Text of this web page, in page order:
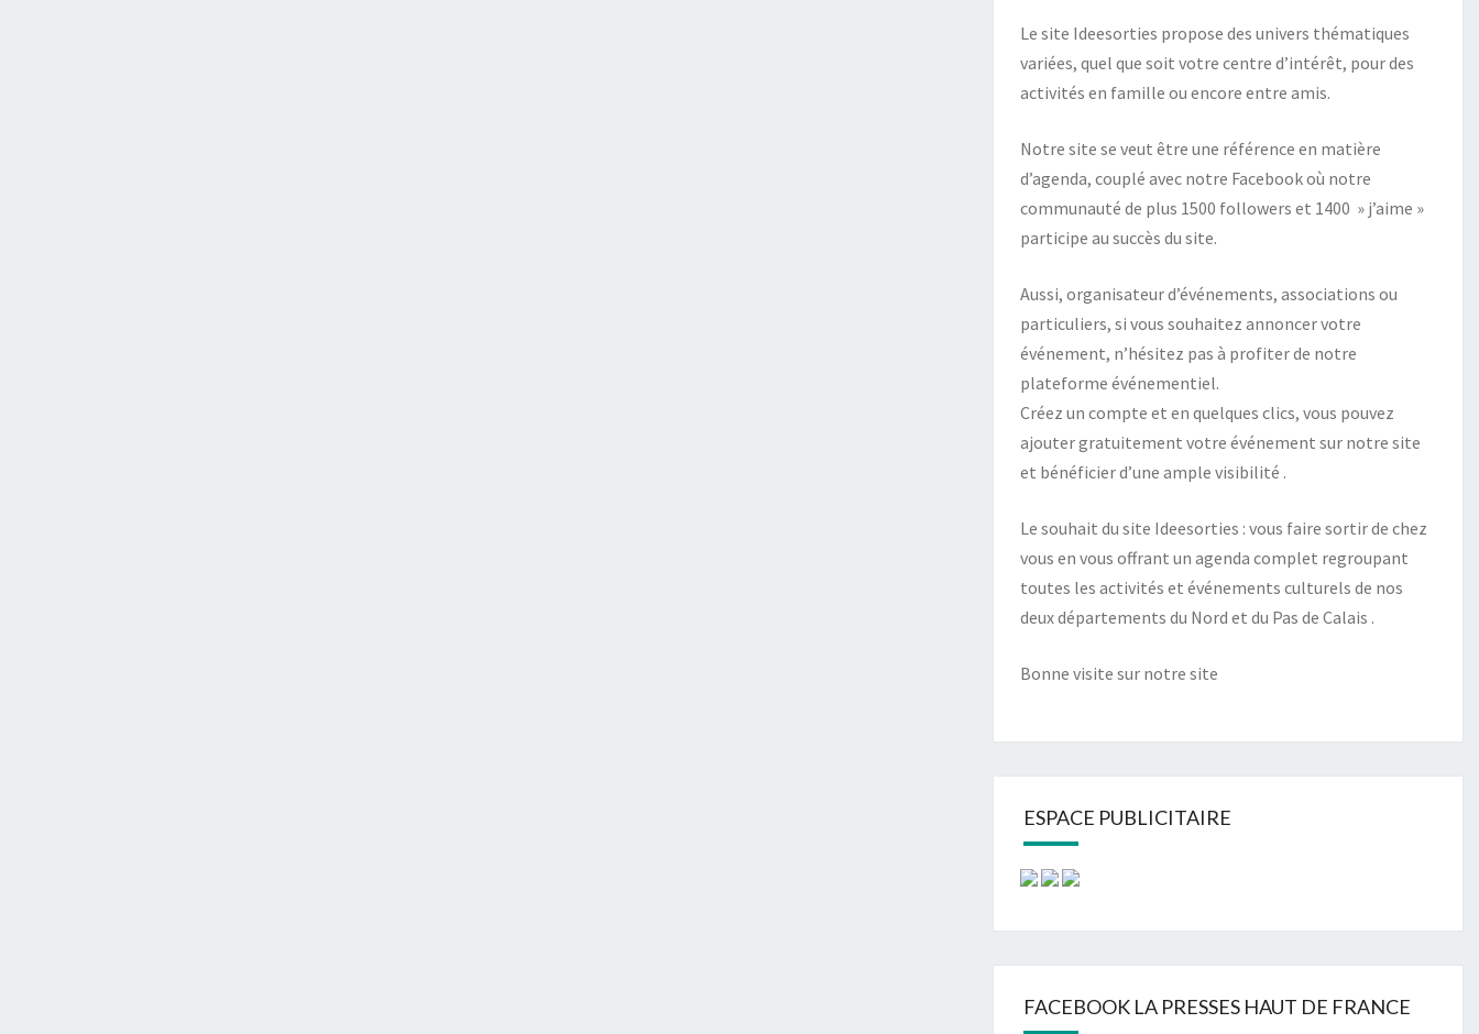
Le site Ideesorties propose des univers thématiques
variées, quel que soit votre centre d’intérêt, pour des
activités en famille ou encore entre amis.
Notre site se veut être une référence en matière
d’agenda, couplé avec notre Facebook où notre
communauté de plus 1500 followers et 1400 » j’aime »
participe au succès du site.
Aussi, organisateur d’événements, associations ou
particuliers, si vous souhaitez annoncer votre
événement, n’hésitez pas à profiter de notre
plateforme événementiel.
Créez un compte et en quelques clics, vous pouvez
ajouter gratuitement votre événement sur notre site
et bénéficier d’une ample visibilité .
Le souhait du site Ideesorties : vous faire sortir de chez
vous en vous offrant un agenda complet regroupant
toutes les activités et événements culturels de nos
deux départements du Nord et du Pas de Calais .
Bonne visite sur notre site
ESPACE PUBLICITAIRE
FACEBOOK LA PRESSES HAUT DE FRANCE